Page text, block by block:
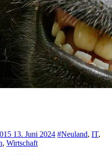
13. Juni 2024 #Neuland, IT,
, Wirtschaft